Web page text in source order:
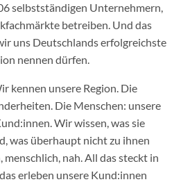
selbstständigen Unternehmern,
betreiben. Und das
uns Deutschlands erfolgreichste
nennen dürfen.
kennen unsere Region. Die
Die Menschen: unsere
Wir wissen, was sie
was überhaupt nicht zu ihnen
nah. All das steckt in
erleben unsere Kund:innen